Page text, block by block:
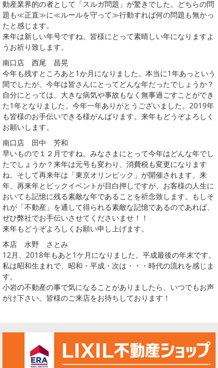
動産業界的の者として「スルガ問題」が驚きでした。どちらの問
題も≪正直≫に≪ルールを守って≫行動すれば何の問題も無かっ
たと感じます。
来年は新しい年号ですね。皆様にとって素晴しい年になりますよ
うお祈り致します。
南口店 西尾 昌晃
今年も残すところあと1か月になりました。本当に1年あっという
間でしたが、今年は皆さんにとってどんな年だったでしょうか？
自分にとっては、大きな病気や事故もなく無事過ごすことができ
た1年となりました。今年一年ありがとうございました。2019年
も皆様のお手伝いできる様がんばります。来年もどうぞよろしく
お願いします。
南口店 田中 芳和
早いもので１２月ですね。みなさまにとって今年はどんな年でし
たでしょうか？来年は元号も変わり、消費税も変更になります
ね。そして再来年は「東京オリンピック」が開催されます。来
年、再来年とビックイベントが目白押しですが、お客様の人生に
おいても記憶に残る素敵な年であることを祈念致します。もしそ
れが「不動産」を通して得られる素敵な記憶であるのであれば、
ぜひ弊社でお手伝いさせてくださいませ！！
来年もどうぞよろしくお願い申し上げます。
本店 水野 さとみ
12月、2018年もあと1ケ月になりました。平成最後の年末です。
私は昭和生まれで、昭和・平成・次は・・・時代の流れを感じま
す。
小岩の不動産の事で気になることがありましたら、いつでもお声
がけ下さい。皆様のご来店をお待ちしております！